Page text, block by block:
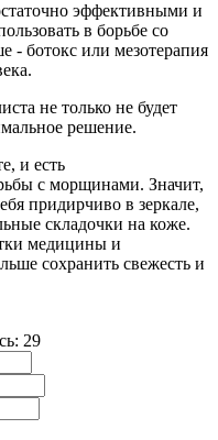
эффективными и
в борьбе со
- ботокс или мезотерапия
не только не будет
решение.
и есть
с морщинами. Значит,
придирчиво в зеркале,
складочки на коже.
медицины и
сохранить свежесть и
29